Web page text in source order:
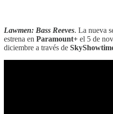
Lawmen: Bass Reeves. La nueva
estrena en Paramount+ el 5 de
diciembre a través de